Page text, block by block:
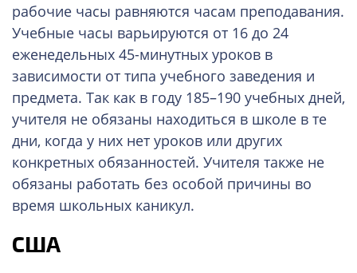
рабочие часы равняются часам преподавания.
Учебные часы варьируются от 16 до 24
еженедельных 45-минутных уроков в
зависимости от типа учебного заведения и
предмета. Так как в году 185–190 учебных дней,
учителя не обязаны находиться в школе в те
дни, когда у них нет уроков или других
конкретных обязанностей. Учителя также не
обязаны работать без особой причины во
время школьных каникул.
США